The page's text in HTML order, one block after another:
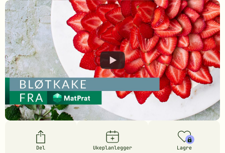
Del Ukeplanlegger Lagre